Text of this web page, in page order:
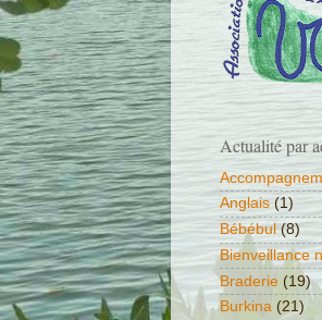
Actualité par
Anglais (1)
Bébébul (8)
Bienveillance
Braderie (19)
Burkina (21)